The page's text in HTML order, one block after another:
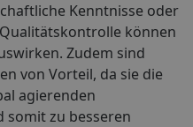
Kenntnisse oder
können
Zudem sind
von Vorteil, da sie die
agierenden
zu besseren